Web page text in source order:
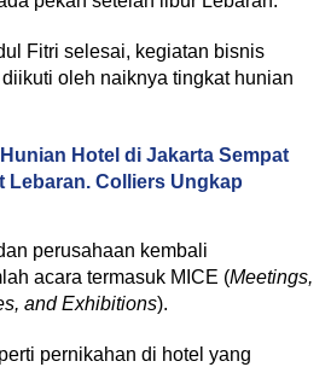
Fitri selesai, kegiatan bisnis
oleh naiknya tingkat hunian
Hotel di Jakarta Sempat
Lebaran. Colliers Ungkap
perusahaan kembali
acara termasuk MICE (Meetings,
and Exhibitions).
pernikahan di hotel yang